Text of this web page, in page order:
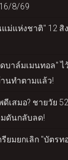
8/69
ม่แห่งชาติ" 12 สิ
บาล์มเมนทอล" ไ
นทำตามแล้ว!
เสมอ? ชายวัย
ดันกลับลด!
ยมยกเลิก "บัตรท